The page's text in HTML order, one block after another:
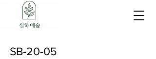
SB-20-05